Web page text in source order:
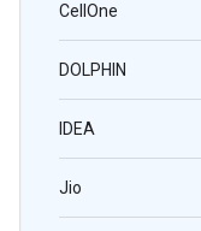
CellOne
DOLPHIN
IDEA
Jio